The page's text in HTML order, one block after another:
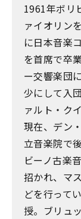
1961年ボリ
ァイオリン
に日本音楽
を首席で卒
ー交響楽団
少にして入
ァルト・ク
現在、デン
立音楽院で
ビーノ古楽
招かれ、マ
どを行って
授。ブリュ